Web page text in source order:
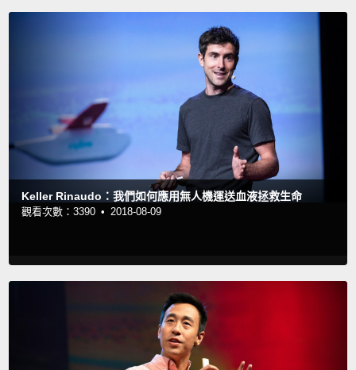
Keller Rinaudo：我們如何應用無人機運送血液拯救生命
觀看次數：3390 •2018-08-09